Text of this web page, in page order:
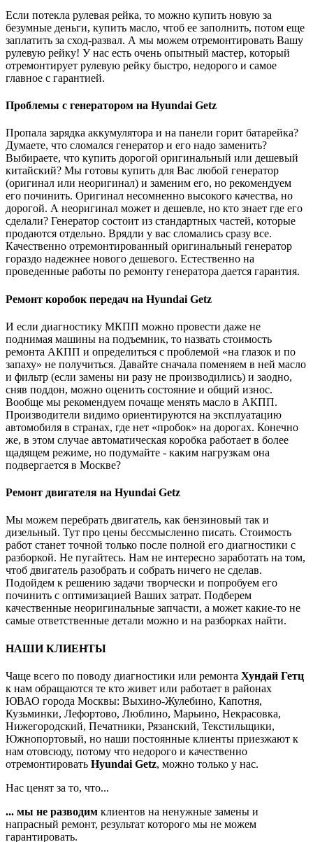
Если потекла рулевая рейка, то можно купить новую за
безумные деньги, купить масло, чтоб ее заполнить, потом еще
заплатить за сход-развал. А мы можем отремонтировать Вашу
рулевую рейку! У нас есть очень опытный мастер, который
отремонтирует рулевую рейку быстро, недорого и самое
главное с гарантией.
Проблемы с генератором на Hyundai Getz
Пропала зарядка аккумулятора и на панели горит батарейка?
Думаете, что сломался генератор и его надо заменить?
Выбираете, что купить дорогой оригинальный или дешевый
китайский? Мы готовы купить для Вас любой генератор
(оригинал или неоригинал) и заменим его, но рекомендуем
его починить. Оригинал несомненно высокого качества, но
дорогой. А неоригинал может и дешевле, но кто знает где его
сделали? Генератор состоит из стандартных частей, которые
продаются отдельно. Врядли у вас сломались сразу все.
Качественно отремонтированный оригинальный генератор
гораздо надежнее нового дешевого. Естественно на
проведенные работы по ремонту генератора дается гарантия.
Ремонт коробок передач на Hyundai Getz
И если диагностику МКПП можно провести даже не
поднимая машины на подъемник, то назвать стоимость
ремонта АКПП и определиться с проблемой «на глазок и по
запаху» не получиться. Давайте сначала поменяем в ней масло
и фильтр (если замены ни разу не производились) и заодно,
сняв поддон, можно оценить состояние и общий износ.
Вообще мы рекомендуем почаще менять масло в АКПП.
Производители видимо ориентируются на эксплуатацию
автомобиля в странах, где нет «пробок» на дорогах. Конечно
же, в этом случае автоматическая коробка работает в более
щадящем режиме, но подумайте - каким нагрузкам она
подвергается в Москве?
Ремонт двигателя на Hyundai Getz
Мы можем перебрать двигатель, как бензиновый так и
дизельный. Тут про цены бессмысленно писать. Стоимость
работ станет точной только после полной его диагностики с
разборкой. Не пугайтесь. Нам не интересно заработать на том,
чтоб двигатель разобрать и собрать ничего не сделав.
Подойдем к решению задачи творчески и попробуем его
починить с оптимизацией Ваших затрат. Подберем
качественные неоригинальные запчасти, а может какие-то не
самые ответственные детали можно и на разборках найти.
НАШИ КЛИЕНТЫ
Чаще всего по поводу диагностики или ремонта Хундай Гетц
к нам обращаются те кто живет или работает в районах
ЮВАО города Москвы: Выхино-Жулебино, Капотня,
Кузьминки, Лефортово, Люблино, Марьино, Некрасовка,
Нижегородский, Печатники, Рязанский, Текстильщики,
Южнопортовый, но наши постоянные клиенты приезжают к
нам отовсюду, потому что недорого и качественно
отремонтировать Hyundai Getz, можно только у нас.
Нас ценят за то, что...
... мы не разводим клиентов на ненужные замены и
напрасный ремонт, результат которого мы не можем
гарантировать.